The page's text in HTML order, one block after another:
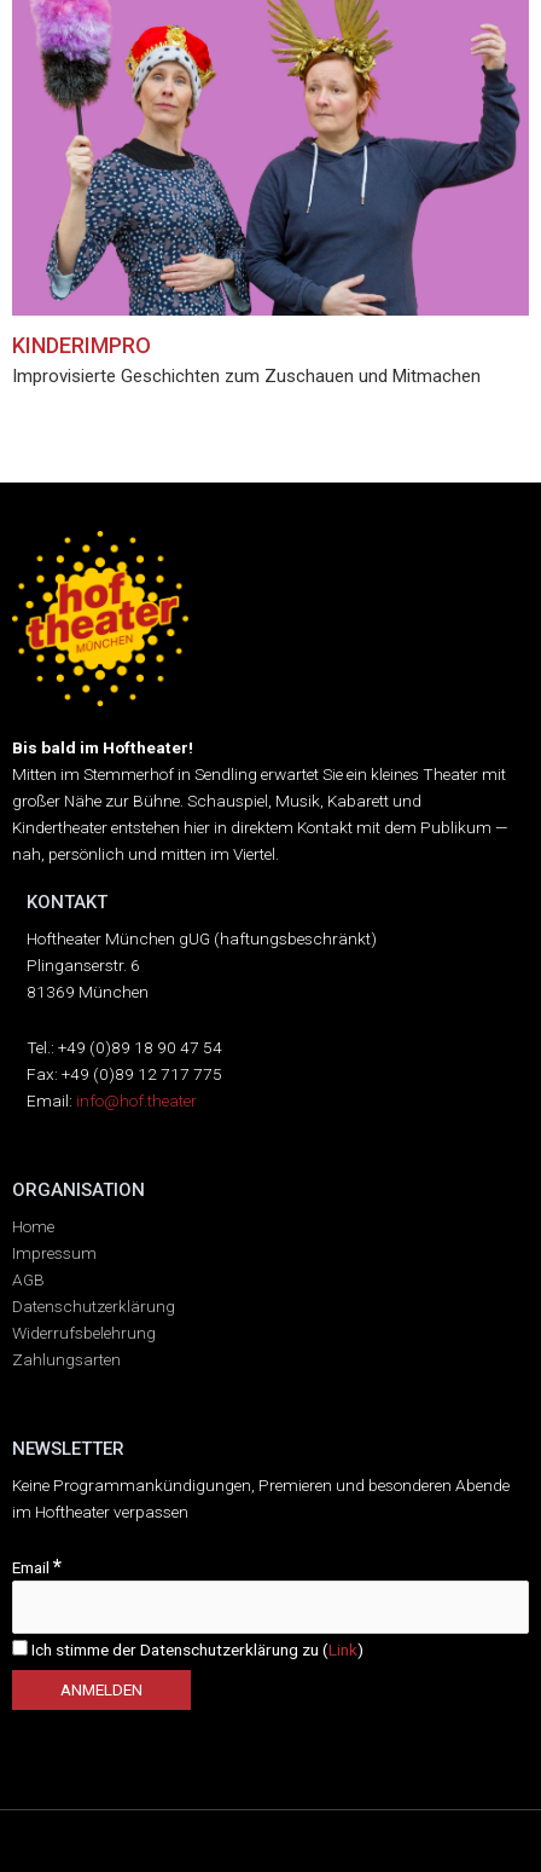
KINDERIMPRO
Improvisierte Geschichten zum Zuschauen und Mitmachen
Bis bald im Hoftheater!
Mitten im Stemmerhof in Sendling erwartet Sie ein kleines Theater mit
großer Nähe zur Bühne. Schauspiel, Musik, Kabarett und
Kindertheater entstehen hier in direktem Kontakt mit dem Publikum —
nah, persönlich und mitten im Viertel.
KONTAKT
Hoftheater München gUG (haftungsbeschränkt)
Plinganserstr. 6
81369 München
Tel.: +49 (0)89 18 90 47 54
Fax: +49 (0)89 12 717 775
Email: info@hof.theater
ORGANISATION
Home
Impressum
AGB
Datenschutzerklärung
Widerrufsbelehrung
Zahlungsarten
NEWSLETTER
Keine Programmankündigungen, Premieren und besonderen Abende
im Hoftheater verpassen
Email *
Ich stimme der Datenschutzerklärung zu (Link)